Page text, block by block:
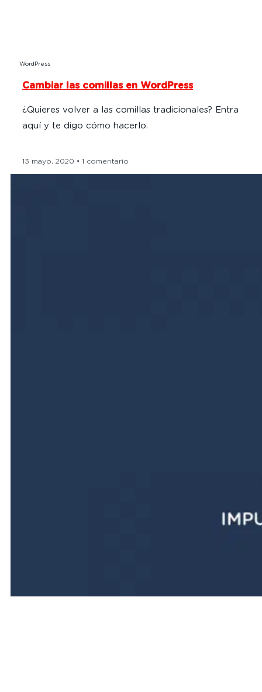
WordPress
Cambiar las comillas en WordPress
¿Quieres volver a las comillas tradicionales? Entra
aquí y te digo cómo hacerlo.
13 mayo, 2020 1 comentario